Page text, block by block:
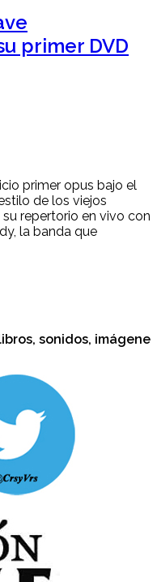
primer DVD
primer opus bajo el
de los viejos
repertorio en vivo con
la banda que
sonidos, imágenes,